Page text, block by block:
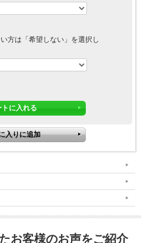
方は「希望しない」を選択し
お客様のお声をご紹介